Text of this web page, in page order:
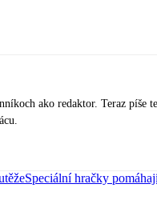
ako redaktor. Teraz píše
Speciální hračky